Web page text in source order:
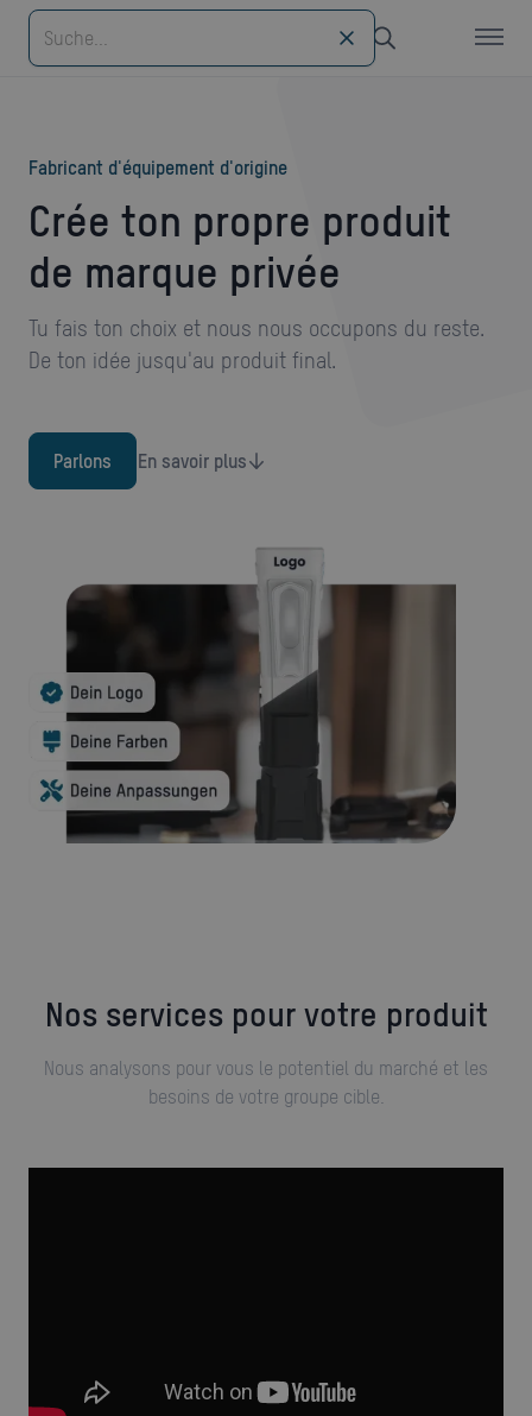
Fabricant d'équipement d'origine
Crée ton propre produit
de marque privée
Tu fais ton choix et nous nous occupons du reste.
De ton idée jusqu'au produit final.
Parlons En savoir plus
Nos services pour votre produit
Nous analysons pour vous le potentiel du marché et les
besoins de votre groupe cible.